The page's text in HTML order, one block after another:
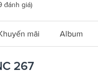
đánh giá)
mãi Album
267